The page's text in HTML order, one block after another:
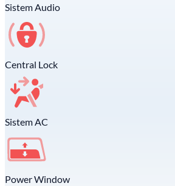
Sistem Audio
Central Lock
Sistem AC
Power Window